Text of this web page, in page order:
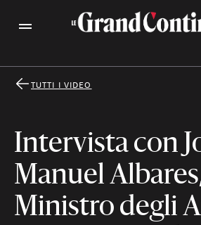
TUTTI I VIDEO
Intervista con
Manuel
Ministro degli